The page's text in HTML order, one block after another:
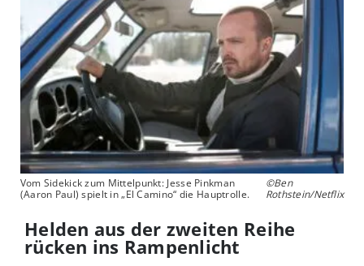
Vom Sidekick zum Mittelpunkt: Jesse Pinkman
(Aaron Paul) spielt in „El Camino“ die Hauptrolle.
©Ben
Rothstein/Netflix
Helden aus der zweiten Reihe
rücken ins Rampenlicht